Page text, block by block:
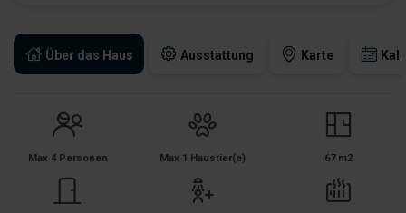
Über das Haus Ausstattung Karte
Max 4 Personen Max 1 Haustier(e) 67 m2